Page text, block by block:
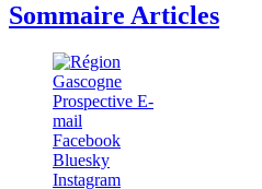
Sommaire Articles